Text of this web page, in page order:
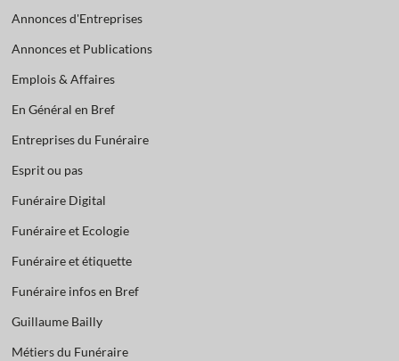
Annonces d'Entreprises
Annonces et Publications
Emplois & Affaires
En Général en Bref
Entreprises du Funéraire
Esprit ou pas
Funéraire Digital
Funéraire et Ecologie
Funéraire et étiquette
Funéraire infos en Bref
Guillaume Bailly
Métiers du Funéraire